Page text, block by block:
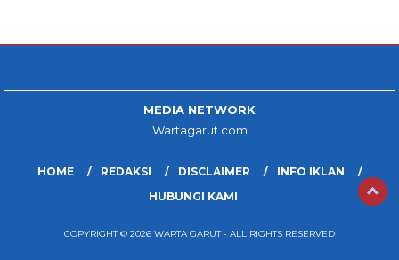
MEDIA NETWORK
Wartagarut.com
HOME REDAKSI DISCLAIMER
INFO IKLAN
HUBUNGI KAMI
COPYRIGHT © 2026 WARTA GARUT - ALL RIGHTS RESERVED